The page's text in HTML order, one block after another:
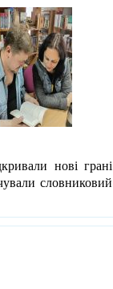
нові грані
словниковий